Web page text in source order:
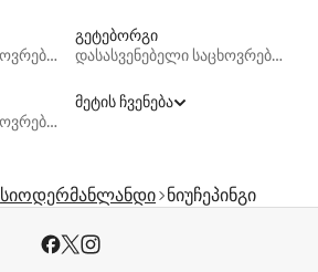
დასასვენებელი საცხოვრებლები
გეტებორგი
დასასვენებელი საცხოვრებლები
დასასვენებელი საცხოვრებლები
მეტის ჩვენება
სიოდერმანლანდი ნიუჩეპინგი